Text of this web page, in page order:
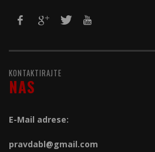
KONTAKTIRAJTE
NAS
E-Mail adrese:
pravdabl@gmail.com